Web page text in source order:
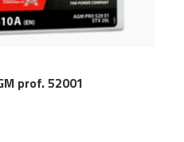
prof. 52001